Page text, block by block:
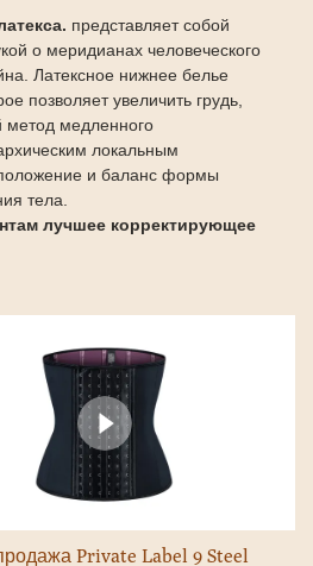
представляет собой
о меридианах человеческого
Латексное нижнее белье
позволяет увеличить грудь,
метод медленного
локальным
и баланс формы
тела.
лучшее корректирующее
Private Label 9 Steel